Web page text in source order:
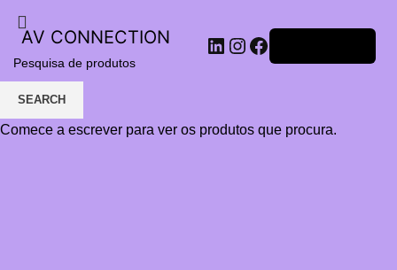
AV CONNECTION LinkedIn
Instagram
Facebook
SEARCH
Comece a escrever para ver os produtos que procura.